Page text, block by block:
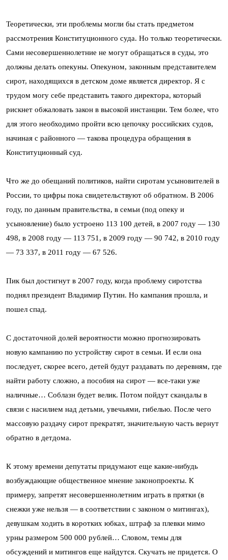
Теоретически, эти проблемы могли бы стать предметом
рассмотрения Конституционного суда. Но только теоретически.
Сами несовершеннолетние не могут обращаться в суды, это
должны делать опекуны. Опекуном, законным представителем
сирот, находящихся в детском доме является директор. Я с
трудом могу себе представить такого директора, который
рискнет обжаловать закон в высокой инстанции. Тем более, что
для этого необходимо пройти всю цепочку российских судов,
начиная с районного — такова процедура обращения в
Конституционный суд.
Что же до обещаний политиков, найти сиротам усыновителей в
России, то цифры пока свидетельствуют об обратном. В 2006
году, по данным правительства, в семьи (под опеку и
усыновление) было устроено 113 100 детей, в 2007 году — 130
498, в 2008 году — 113 751, в 2009 году — 90 742, в 2010 году
— 73 337, в 2011 году — 67 526.
Пик был достигнут в 2007 году, когда проблему сиротства
поднял президент Владимир Путин. Но кампания прошла, и
пошел спад.
С достаточной долей вероятности можно прогнозировать
новую кампанию по устройству сирот в семьи. И если она
последует, скорее всего, детей будут раздавать по деревням, где
найти работу сложно, а пособия на сирот — все-таки уже
наличные… Соблазн будет велик. Потом пойдут скандалы в
связи с насилием над детьми, увечьями, гибелью. После чего
массовую раздачу сирот прекратят, значительную часть вернут
обратно в детдома.
К этому времени депутаты придумают еще какие-нибудь
возбуждающие общественное мнение законопроекты. К
примеру, запретят несовершеннолетним играть в прятки (в
снежки уже нельзя — в соответствии с законом о митингах),
девушкам ходить в коротких юбках, штраф за плевки мимо
урны размером 500 000 рублей… Словом, темы для
обсуждений и митингов еще найдутся. Скучать не придется. О